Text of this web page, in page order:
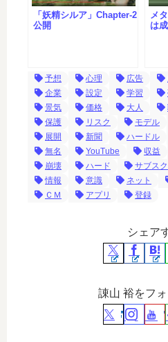
「妖精シルア」Chapter-2
公開
メ
は
予想 心理 広告
企業
設定 学習
景気
価格 大人
保護
リスク モデル
展開
新聞 ハードル
無名
YouTube 収益
崩壊
ハード サブスク
情報
意識 ネット
ＣＭ
アプリ 登録
シェア
諌山 裕をフ